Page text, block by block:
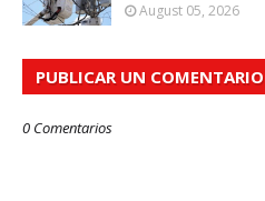
August 05, 2026
PUBLICAR UN COMENTARIO
0 Comentarios